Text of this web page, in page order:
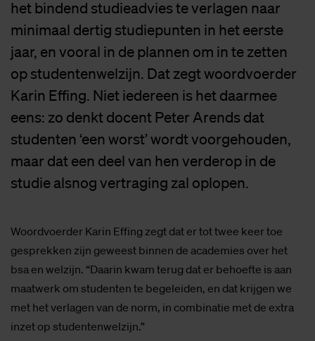
het bindend studieadvies te verlagen naar
minimaal dertig studiepunten in het eerste
jaar, en vooral in de plannen om in te zetten
op studentenwelzijn. Dat zegt woordvoerder
Karin Effing. Niet iedereen is het daarmee
eens: zo denkt docent Peter Arends dat
studenten ‘een worst’ wordt voorgehouden,
maar dat een deel van hen verderop in de
studie alsnog vertraging zal oplopen.
Woordvoerder Karin Effing zegt dat er tot twee keer toe
gesprekken zijn geweest binnen de academies over het
bsa en welzijn. “Daarin kwam terug dat er behoefte is aan
maatwerk om studenten te begeleiden, en dat krijgen we
met het verlagen van de norm, in combinatie met de extra
inzet op studentenwelzijn.”